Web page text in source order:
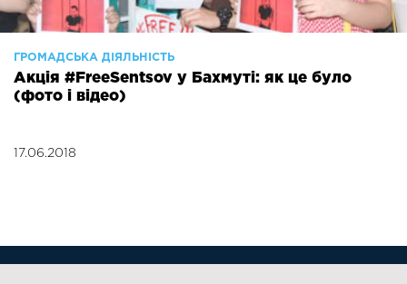
ГРОМАДСЬКА ДІЯЛЬНІСТЬ
Акція #FreeSentsov у Бахмуті: як це було
(фото і відео)
17.06.2018